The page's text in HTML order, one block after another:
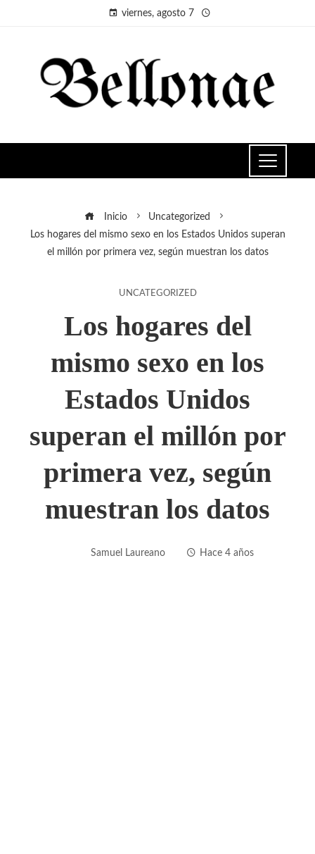
viernes, agosto 7
Inicio
Uncategorized
Los hogares del mismo sexo en los Estados Unidos superan
el millón por primera vez, según muestran los datos
UNCATEGORIZED
Los hogares del
mismo sexo en los
Estados Unidos
superan el millón por
primera vez, según
muestran los datos
Samuel Laureano Hace 4 años